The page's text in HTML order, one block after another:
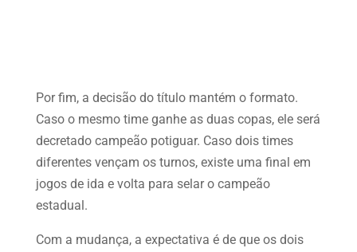
Por fim, a decisão do título mantém o formato.
Caso o mesmo time ganhe as duas copas, ele será
decretado campeão potiguar. Caso dois times
diferentes vençam os turnos, existe uma final em
jogos de ida e volta para selar o campeão
estadual.
Com a mudança, a expectativa é de que os dois